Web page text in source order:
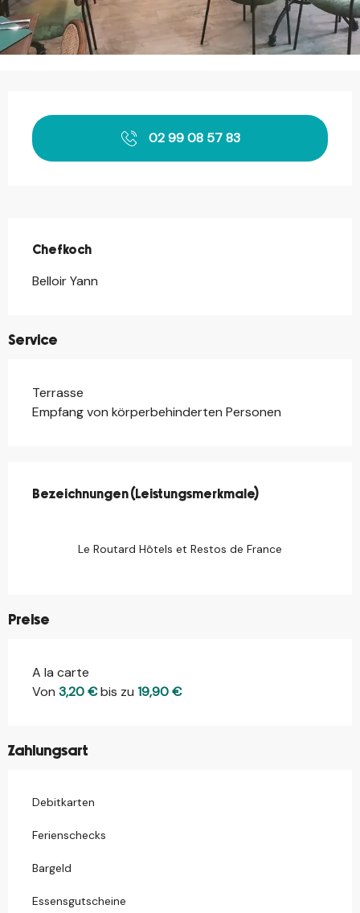
02 99 08 57 83
Chefkoch
Chefkoch
Belloir Yann
Service
Terrasse
Empfang von körperbehinderten Personen
Bezeichnungen (Leistungsmerkmale)
Bezeichnungen (Leistungsmerkmale)
Le Routard Hôtels et Restos de France
Preise
Preise 2026
A la carte
Von 3,20 €bis zu 19,90 €
Zahlungsart
Debitkarten
Ferienschecks
Bargeld
Essensgutscheine